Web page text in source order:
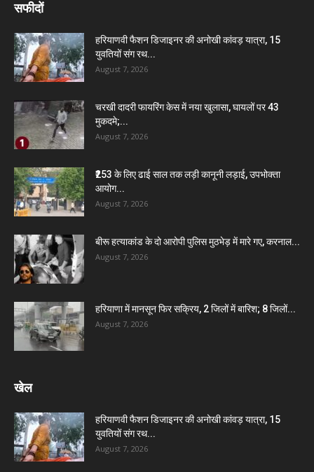
सफीदों
हरियाणवी फैशन डिजाइनर की अनोखी कांवड़ यात्रा, 15
युवतियों संग रथ...
August 7, 2026
चरखी दादरी फायरिंग केस में नया खुलासा, घायलों पर 43
मुकदमे;...
August 7, 2026
₹253 के लिए ढाई साल तक लड़ी कानूनी लड़ाई, उपभोक्ता
आयोग...
August 7, 2026
बीरू हत्याकांड के दो आरोपी पुलिस मुठभेड़ में मारे गए, करनाल...
August 7, 2026
हरियाणा में मानसून फिर सक्रिय, 2 जिलों में बारिश; 8 जिलों...
August 7, 2026
खेल
हरियाणवी फैशन डिजाइनर की अनोखी कांवड़ यात्रा, 15
युवतियों संग रथ...
August 7, 2026